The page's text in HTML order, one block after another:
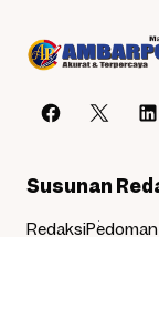
Susunan
Redaksi